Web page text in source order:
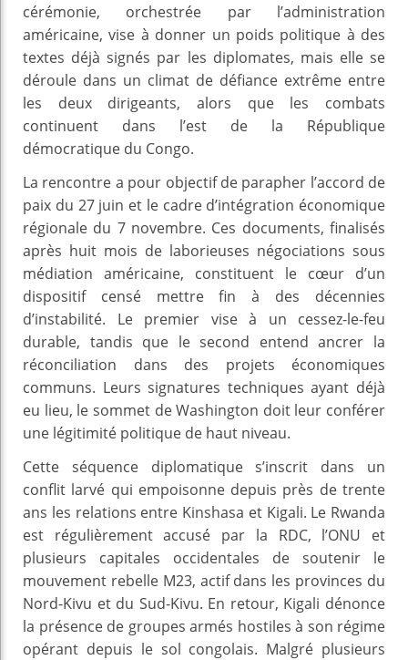
cérémonie, orchestrée par l’administration
américaine, vise à donner un poids politique à des
textes déjà signés par les diplomates, mais elle se
déroule dans un climat de défiance extrême entre
les deux dirigeants, alors que les combats
continuent dans l’est de la République
démocratique du Congo.
La rencontre a pour objectif de parapher l’accord de
paix du 27 juin et le cadre d’intégration économique
régionale du 7 novembre. Ces documents, finalisés
après huit mois de laborieuses négociations sous
médiation américaine, constituent le cœur d’un
dispositif censé mettre fin à des décennies
d’instabilité. Le premier vise à un cessez-le-feu
durable, tandis que le second entend ancrer la
réconciliation dans des projets économiques
communs. Leurs signatures techniques ayant déjà
eu lieu, le sommet de Washington doit leur conférer
une légitimité politique de haut niveau.
Cette séquence diplomatique s’inscrit dans un
conflit larvé qui empoisonne depuis près de trente
ans les relations entre Kinshasa et Kigali. Le Rwanda
est régulièrement accusé par la RDC, l’ONU et
plusieurs capitales occidentales de soutenir le
mouvement rebelle M23, actif dans les provinces du
Nord-Kivu et du Sud-Kivu. En retour, Kigali dénonce
la présence de groupes armés hostiles à son régime
opérant depuis le sol congolais. Malgré plusieurs